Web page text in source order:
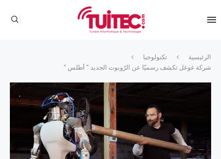
الرئيسية
تكنولوجيا
شركة غوغل تكشف رسميّا عن الرّوبوت الجديد ” أطلس “